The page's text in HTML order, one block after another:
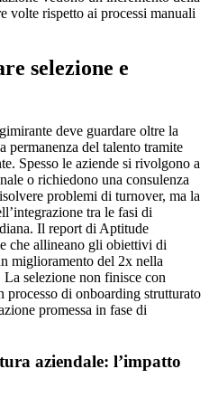
volte rispetto ai processi manuali
selezione e
deve guardare oltre la
permanenza del talento tramite
Spesso le aziende si rivolgono a
o richiedono una consulenza
problemi di turnover, ma la
tra le fasi di
Il report di Aptitude
che allineano gli obiettivi di
miglioramento del 2x nella
La selezione non finisce con
processo di onboarding strutturato
promessa in fase di
aziendale: l’impatto